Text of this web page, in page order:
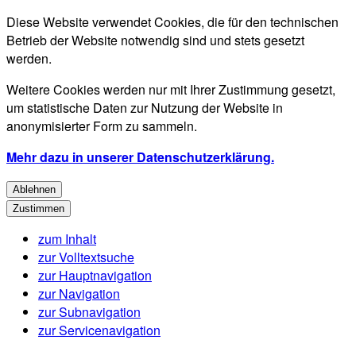
Diese Website verwendet Cookies, die für den technischen
Betrieb der Website notwendig sind und stets gesetzt
werden.
Weitere Cookies werden nur mit Ihrer Zustimmung gesetzt,
um statistische Daten zur Nutzung der Website in
anonymisierter Form zu sammeln.
Mehr dazu in unserer Datenschutzerklärung.
Ablehnen
Zustimmen
zum Inhalt
zur Volltextsuche
zur Hauptnavigation
zur Navigation
zur Subnavigation
zur Servicenavigation